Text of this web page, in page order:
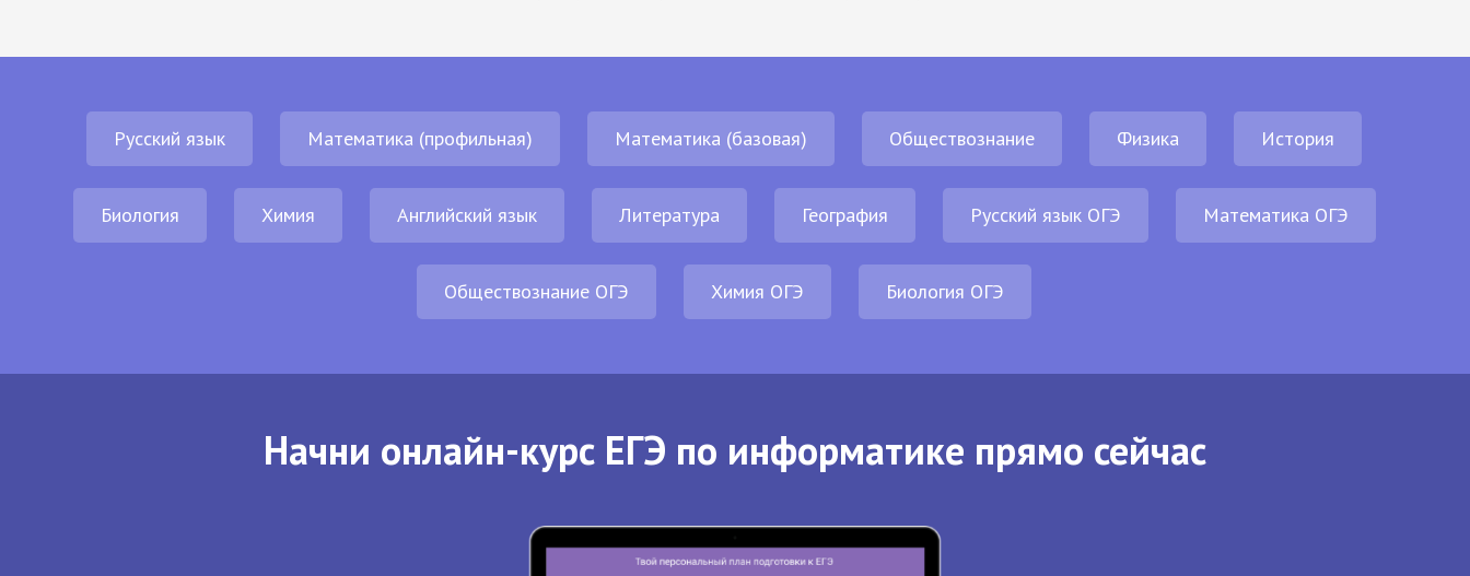
Русский язык Математика (профильная) Математика (базовая) Обществознание Физика История
Биология Химия Английский язык Литература География Русский язык ОГЭ Математика ОГЭ
Обществознание ОГЭ Химия ОГЭ Биология ОГЭ
Начни онлайн-курс ЕГЭ по информатике прямо сейчас